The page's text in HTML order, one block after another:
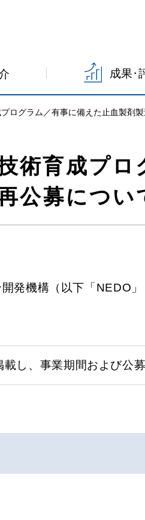
成果･
ログラム／有事に備えた止血製剤
術育成プ
公募につい
発機構（以下「NEDO
し、事業期間および公